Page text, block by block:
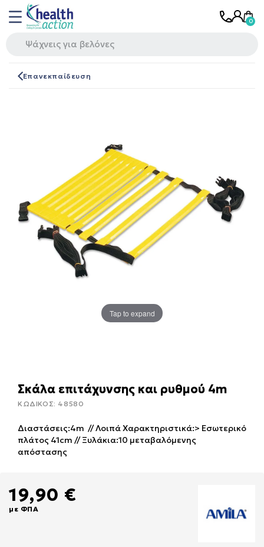
Επανεκπαίδευση
Tap to expand
Σκάλα επιτάχυνσης και ρυθμού 4m
ΚΩΔΙΚΟΣ: 48580
Διαστάσεις:4m // Λοιπά Χαρακτηριστικά:> Εσωτερικό
πλάτος 41cm // Ξυλάκια:10 μεταβαλόμενης
απόστασης
19,90 €
με ΦΠΑ